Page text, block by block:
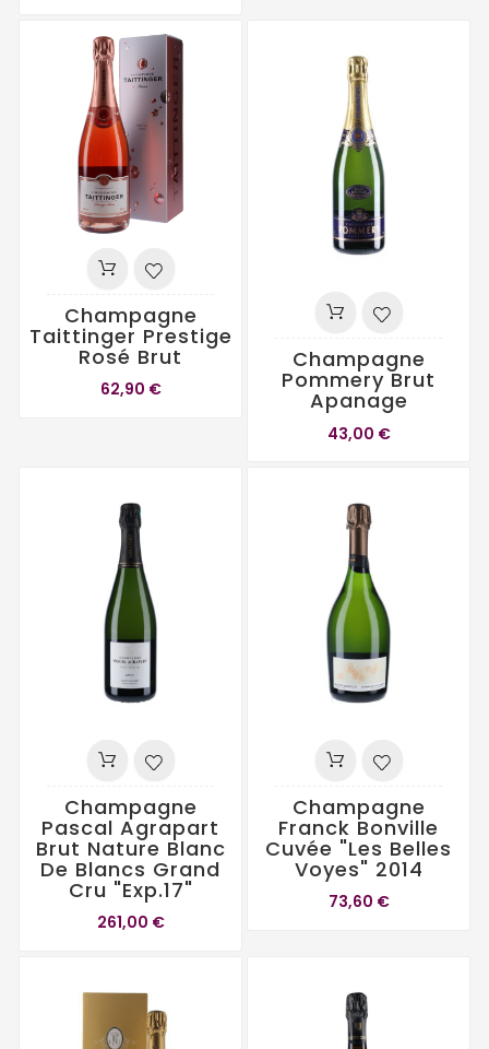
Champagne
Taittinger Prestige
Rosé Brut
62,90 €
Champagne
Pommery Brut
Apanage
43,00 €
Champagne
Pascal Agrapart
Brut Nature Blanc
De Blancs Grand
Cru "Exp.17"
261,00 €
Champagne
Franck Bonville
Cuvée "Les Belles
Voyes" 2014
73,60 €